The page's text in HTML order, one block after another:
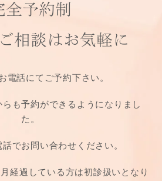
全予約制
相談はお気軽に
電話にてご予約下さい。
も予約ができるようになりまし
た。
でお問い合わせください。
経過している方は初診扱いとなり